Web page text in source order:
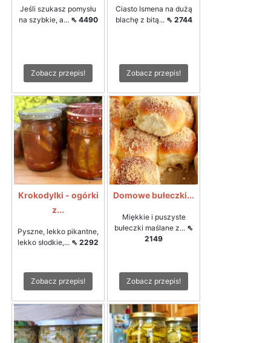
Jeśli szukasz pomysłu
na szybkie, a... ⇖ 4490
Zobacz przepis!
Ciasto Ismena na dużą
blachę z bitą... ⇖ 2744
Zobacz przepis!
Krokodylki - ogórki
z...
Pyszne, lekko pikantne,
lekko słodkie,... ⇖ 2292
Zobacz przepis!
Domowe bułeczki...
Miękkie i puszyste
bułeczki maślane z... ⇖
2149
Zobacz przepis!